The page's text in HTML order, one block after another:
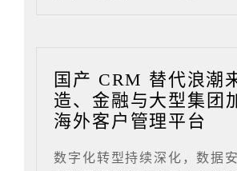
国产 CRM 替代浪潮
造、金融与大型集团
海外客户管理平台
数字化转型持续深化，数据